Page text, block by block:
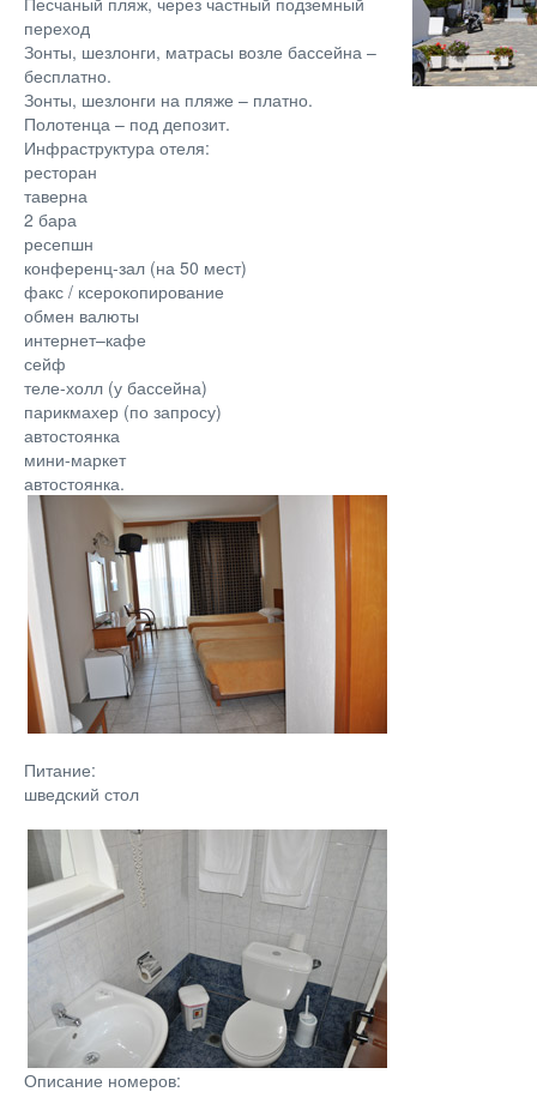
переход
Зонты, шезлонги, матрасы возле бассейна –
бесплатно.
Зонты, шезлонги на пляже – платно.
Полотенца – под депозит.
Инфраструктура отеля:
ресторан
таверна
2 бара
ресепшн
конференц-зал (на 50 мест)
факс / ксерокопирование
обмен валюты
интернет–кафе
сейф
теле-холл (у бассейна)
парикмахер (по запросу)
автостоянка
мини-маркет
автостоянка.
Питание:
шведский стол
Описание номеров: